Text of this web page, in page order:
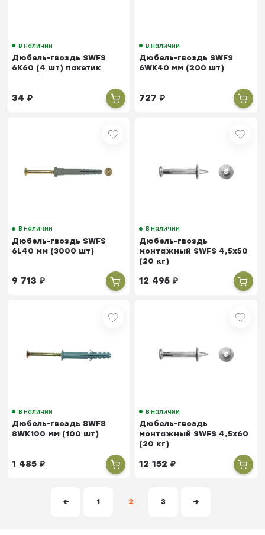
В наличии
Дюбель-гвоздь SWFS
6K60 (4 шт) пакетик
34₽
В наличии
Дюбель-гвоздь SWFS
6WK40 мм (200 шт)
727₽
В наличии
Дюбель-гвоздь SWFS
6L40 мм (3000 шт)
9 713₽
В наличии
Дюбель-гвоздь
монтажный SWFS 4,5х50
(20 кг)
12 495₽
В наличии
Дюбель-гвоздь SWFS
8WK100 мм (100 шт)
1 485₽
В наличии
Дюбель-гвоздь
монтажный SWFS 4,5х60
(20 кг)
12 152₽
← 1 2 3 →